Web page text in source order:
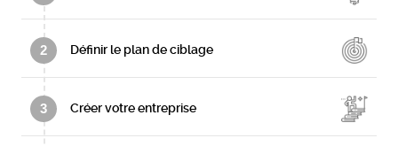
2 Définir le plan de ciblage
3 Créer votre entreprise